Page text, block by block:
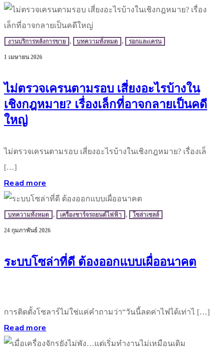
งานบริการหลังการขาย , บทความทั้งหมด , รอกและเครน
1 เมษายน 2026
ไม่ตรวจเครนตามรอบ เสี่ยงอะไรบ้างใน
เชิงกฎหมาย? เรื่องเล็กที่อาจกลายเป็นคดี
ใหญ่
ไม่ตรวจเครนตามรอบ เสี่ยงอะไรบ้างในเชิงกฎหมาย? เรื่องเล็
[…]
Read more
บทความทั้งหมด , เครื่องชาร์จรถยนต์ไฟฟ้า , โซล่าเซลล์
24 กุมภาพันธ์ 2026
ระบบโซล่าที่ดี ต้องออกแบบเผื่ออนาคต
การติดตั้งโซลาร์ไม่ใช่แค่คำถามว่า“วันนี้ลดค่าไฟได้เท่าไ […]
Read more